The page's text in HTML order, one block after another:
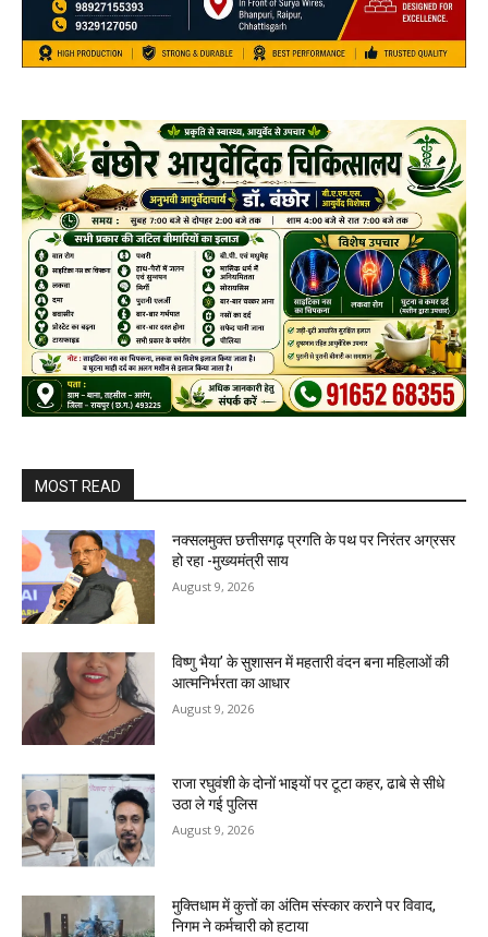
MOST READ
नक्सलमुक्त छत्तीसगढ़ प्रगति के पथ पर निरंतर अग्रसर
हो रहा -मुख्यमंत्री साय
August 9, 2026
विष्णु भैया’ के सुशासन में महतारी वंदन बना महिलाओं की
आत्मनिर्भरता का आधार
August 9, 2026
राजा रघुवंशी के दोनों भाइयों पर टूटा कहर, ढाबे से सीधे
उठा ले गई पुलिस
August 9, 2026
मुक्तिधाम में कुत्तों का अंतिम संस्कार कराने पर विवाद,
निगम ने कर्मचारी को हटाया